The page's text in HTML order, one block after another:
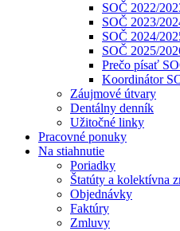
SOČ 2022/
SOČ 2023/
SOČ 2024/
SOČ 2025/
Prečo písať
Koordinátor
Záujmové útvary
Dentálny denník
Užitočné linky
Pracovné ponuky
Na stiahnutie
Poriadky
Štatúty a kolektívna
Objednávky
Faktúry
Zmluvy